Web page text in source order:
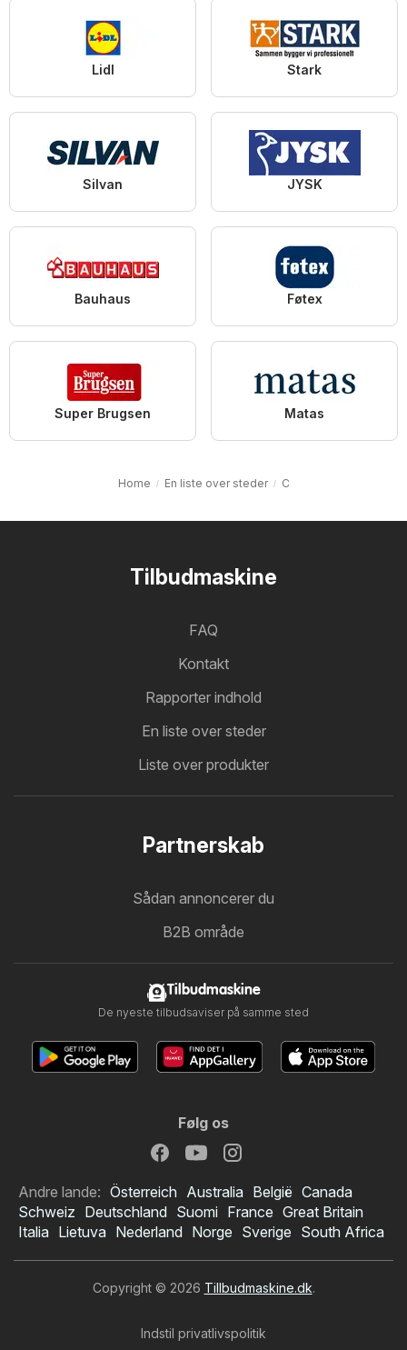
Lidl Stark
Silvan JYSK
Bauhaus Føtex
Super Brugsen Matas
Home En liste over steder C
Tilbudmaskine
FAQ
Kontakt
Rapporter indhold
En liste over steder
Liste over produkter
Partnerskab
Sådan annoncerer du
B2B område
Tilbudmaskine
De nyeste tilbudsaviser på samme sted
Følg os
Andre lande: Österreich Australia België Canada
Schweiz Deutschland Suomi France Great Britain
Italia Lietuva Nederland Norge Sverige South Africa
Copyright © 2026 Tillbudmaskine.dk.
Indstil privatlivspolitik